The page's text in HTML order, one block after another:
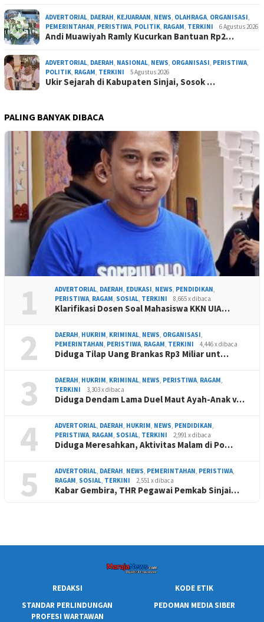
ADVERTORIAL, DAERAH, KEJUARAAN, NEWS, OLAHRAGA, ORGANISASI,
PEMERINTAHAN, PERISTIWA, POLITIK, RAGAM, TERKINI 6 Agustus 2026
Andi Muawiyah Ramly Kucurkan Bantuan Rp2…
ADVERTORIAL, DAERAH, NASIONAL, NEWS, ORGANISASI, PERISTIWA,
POLITIK, RAGAM, TERKINI 5 Agustus 2026
Ukir Sejarah di Kabupaten Sinjai, Sosok …
PALING BANYAK DIBACA
1 ADVERTORIAL, DAERAH, EDUKASI, NEWS, PENDIDIKAN,
PERISTIWA, RAGAM, SOSIAL, TERKINI 8,665 x dibaca
Klarifikasi Dosen Soal Mahasiswa KKN UIA…
2 DAERAH, HUKRIM, KRIMINAL, NEWS, ORGANISASI,
PEMERINTAHAN, PERISTIWA, RAGAM, TERKINI 4,446 x dibaca
Diduga Tilap Uang Brankas Rp3 Miliar unt…
3 DAERAH, HUKRIM, KRIMINAL, NEWS, PERISTIWA, RAGAM,
TERKINI
3,303 x dibaca
Diduga Dendam Lama Duel Maut Ayah-Anak v…
4 ADVERTORIAL, DAERAH, HUKRIM, NEWS, PENDIDIKAN,
PERISTIWA, RAGAM, SOSIAL, TERKINI 2,991 x dibaca
Diduga Meresahkan, Aktivitas Malam di Po…
5 ADVERTORIAL, DAERAH, NEWS, PEMERINTAHAN, PERISTIWA,
RAGAM, SOSIAL, TERKINI 2,551 x dibaca
Kabar Gembira, THR Pegawai Pemkab Sinjai…
REDAKSI
KODE ETIK
STANDAR PERLINDUNGAN
PROFESI WARTAWAN
PEDOMAN MEDIA SIBER